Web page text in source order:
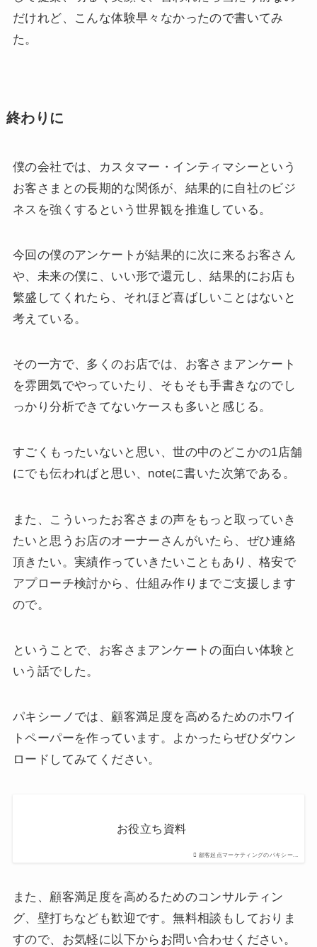
だけれど、こんな体験早々なかったので書いてみ
た。
終わりに
僕の会社では、カスタマー・インティマシーという
お客さまとの長期的な関係が、結果的に自社のビジ
ネスを強くするという世界観を推進している。
今回の僕のアンケートが結果的に次に来るお客さん
や、未来の僕に、いい形で還元し、結果的にお店も
繁盛してくれたら、それほど喜ばしいことはないと
考えている。
その一方で、多くのお店では、お客さまアンケート
を雰囲気でやっていたり、そもそも手書きなのでし
っかり分析できてないケースも多いと感じる。
すごくもったいないと思い、世の中のどこかの1店舗
にでも伝わればと思い、noteに書いた次第である。
また、こういったお客さまの声をもっと取っていき
たいと思うお店のオーナーさんがいたら、ぜひ連絡
頂きたい。実績作っていきたいこともあり、格安で
アプローチ検討から、仕組み作りまでご支援します
ので。
ということで、お客さまアンケートの面白い体験と
いう話でした。
パキシーノでは、顧客満足度を高めるためのホワイ
トペーパーを作っています。よかったらぜひダウン
ロードしてみてください。
顧客起点マーケティングのパキシー...
お役立ち資料
また、顧客満足度を高めるためのコンサルティン
グ、壁打ちなども歓迎です。無料相談もしておりま
すので、お気軽に以下からお問い合わせください。